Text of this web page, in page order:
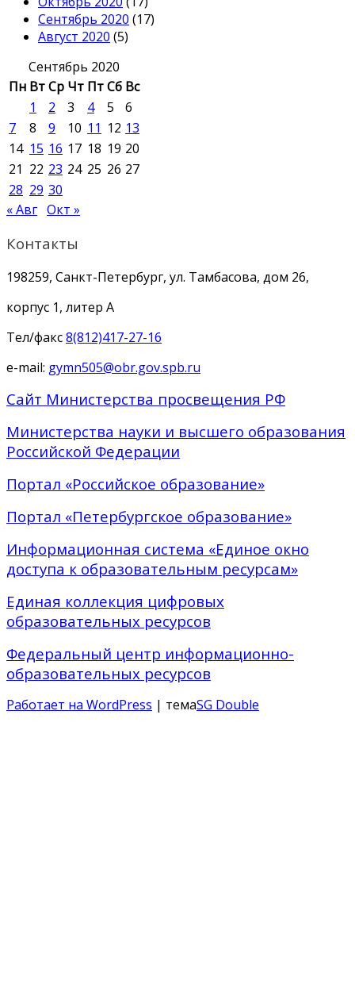
Сентябрь 2020 (17)
Август 2020 (5)
Сентябрь 2020
Пн ВтСр Чт ПтСб Вс
1
2 3 4 5
6
7
8 9 10 11 12 13
14 15 16 17 18 19 20
21 22 23 24 25 26 27
28 29 30
« Авг Окт »
Контакты
198259, Санкт-Петербург, ул. Тамбасова, дом 26,
корпус 1, литер А
Тел/факс8(812)417-27-16
e-mail: gymn505@obr.gov.spb.ru
Сайт Министерства просвещения РФ
Министерства науки и высшего образования
Российской Федерации
Портал «Российское образование»
Портал «Петербургское образование»
Информационная система «Единое окно
доступа к образовательным ресурсам»
Единая коллекция цифровых
образовательных ресурсов
Федеральный центр информационно-
образовательных ресурсов
Работает на WordPress | темаSG Double